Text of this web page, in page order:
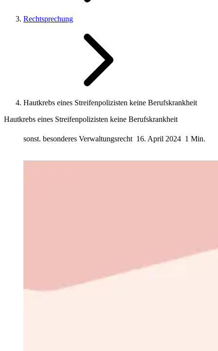
Rechtsprechung
Hautkrebs eines Streifenpolizisten keine Berufskrankheit
Hautkrebs eines Streifenpolizisten keine Berufskrankheit
sonst. besonderes Verwaltungsrecht 16. April 2024 1 Min.